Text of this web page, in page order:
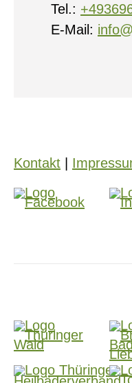
Tel.:
E-Mail:
Kontakt